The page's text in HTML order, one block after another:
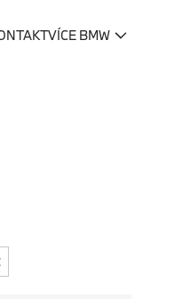
VÍCE BMW